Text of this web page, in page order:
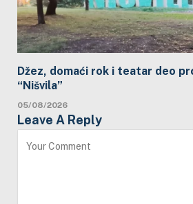
Džez, domaći rok i teatar deo
“Nišvila”
05/08/2026
Leave A Reply